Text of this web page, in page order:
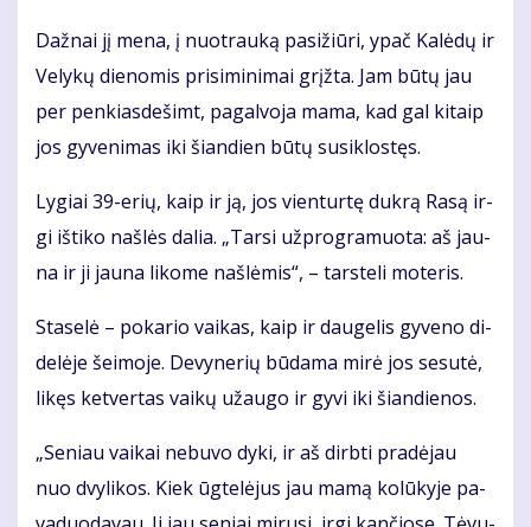
Daž­nai jį me­na, į nuo­trau­ką pa­si­žiū­ri, ypač Ka­lė­dų ir
Ve­ly­kų die­no­mis pri­si­mi­ni­mai grįž­ta. Jam bū­tų jau
per pen­kias­de­šimt, pa­gal­vo­ja ma­ma, kad gal ki­taip
jos gy­ve­ni­mas iki šian­dien bū­tų su­si­klos­tęs.
Ly­giai 39-erių, kaip ir ją, jos vien­tur­tę duk­rą Ra­są ir­
gi iš­ti­ko naš­lės da­lia. „Tar­si už­prog­ra­muo­ta: aš jau­
na ir ji jau­na li­ko­me naš­lė­mis“, – tars­te­li mo­te­ris.
Sta­se­lė – po­ka­rio vai­kas, kaip ir dau­ge­lis gy­ve­no di­
de­lė­je šei­mo­je. De­vy­ne­rių bū­da­ma mi­rė jos se­su­tė,
li­kęs ket­ver­tas vai­kų už­au­go ir gy­vi iki šian­die­nos.
„Se­niau vai­kai ne­bu­vo dy­ki, ir aš dirb­ti pra­dė­jau
nuo dvy­li­kos. Kiek ūg­te­lė­jus jau ma­mą ko­lū­ky­je pa­